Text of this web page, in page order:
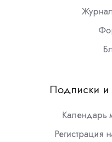
Подписки и
Календарь
Регистрация